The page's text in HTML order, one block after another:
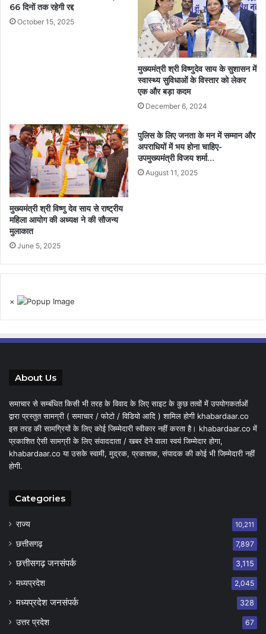
66 दिनों तक रहेगी रद्द
October 15, 2025
मुख्यमंत्री श्री विष्णुदेव साय के सुशासन में
स्वास्थ्य सुविधाओं के विस्तार को लेकर
एक और बड़ा कदम
December 6, 2024
मुख्यमंत्री श्री विष्णु देव साय से राष्ट्रीय
महिला आयोग की अध्यक्ष ने की सौजन्य
मुलाकात
June 5, 2025
पुलिस के लिए जनता के मन में सम्मान और
अपराधियों में भय होना चाहिए-
उपमुख्यमंत्री विजय शर्मा…
August 11, 2025
×
About Us
समाचार से सम्बंधित किसी भी तरह के विवाद के लिए साइट के कुछ तत्वों में उपयोगकर्ताओं
द्वारा प्रस्तुत सामग्री ( समाचार / फोटो / विडियो आदि ) शामिल होगी khabardaar.co
इस तरह की सामग्रियों के लिए कोई जिम्मेदारी स्वीकार नहीं करता है। khabardaar.co में
प्रकाशित ऐसी सामग्री के लिए संवाददाता / खबर देने वाला स्वयं जिम्मेदार होगा,
khabardaar.co या उसके स्वामी, मुद्रक, प्रकाशक, संपादक की कोई भी जिम्मेदारी नहीं
होगी.
Categories
राज्य 10,211
छत्तीसगढ़ 7,897
छत्तीसगढ़ जनसंपर्क 3,115
मध्यप्रदेश 2,045
मध्यप्रदेश जनसंपर्क 328
उत्तर प्रदेश 67